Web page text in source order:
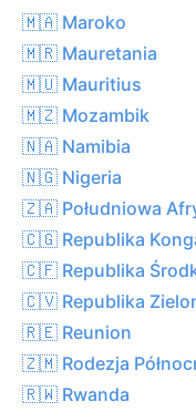
🇲🇦 Maroko
🇲🇷 Mauretania
🇲🇺 Mauritius
🇲🇿 Mozambik
🇳🇦 Namibia
🇳🇬 Nigeria
🇿🇦 Południowa
🇨🇬 Republika
🇨🇫 Republika
🇨🇻 Republika
🇷🇪 Reunion
🇿🇲 Rodezja
🇷🇼 Rwanda